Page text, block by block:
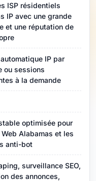
ISP résidentiels
IP avec une grande
et une réputation de
IP par
ou sessions
à la demande
optimisée pour
Alabamas et les
anti-bot
surveillance SEO,
des annonces,